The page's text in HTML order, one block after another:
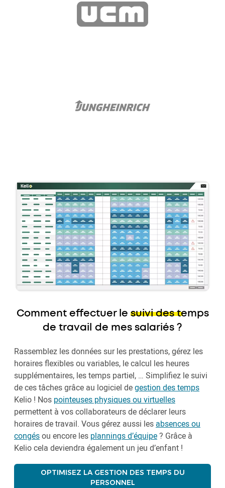
Comment effectuer le suivi des temps
de travail
de mes salariés ?
Rassemblez les données sur les prestations, gérez les
horaires flexibles ou variables, le calcul les heures
supplémentaires, les temps partiel, … Simplifiez le suivi
de ces tâches grâce au logiciel degestion des temps
Kelio ! Nos pointeuses physiques ou virtuelles
permettent à vos collaborateurs de déclarer leurs
horaires de travail. Vous gérez aussi les absences ou
congésou encore les plannings d’équipe? Grâce à
Kelio cela deviendra également un jeu d’enfant !
OPTIMISEZ LA GESTION DES TEMPS DU
PERSONNEL